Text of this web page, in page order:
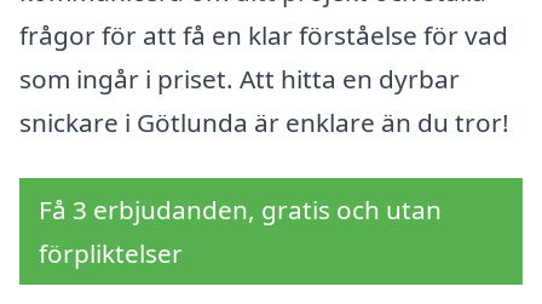
frågor för att få en klar förståelse för vad
som ingår i priset. Att hitta en dyrbar
snickare i Götlunda är enklare än du tror!
Få 3 erbjudanden, gratis och utan
förpliktelser